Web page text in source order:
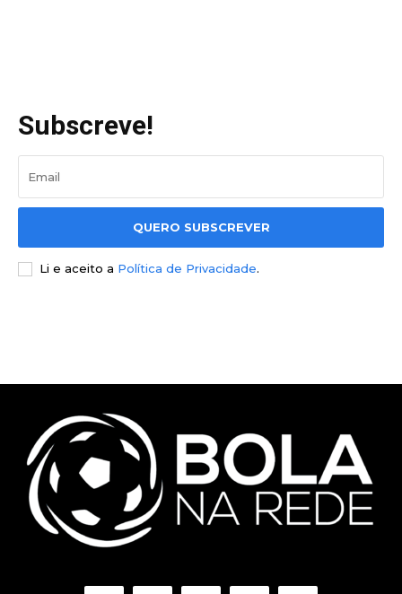
Subscreve!
QUERO SUBSCREVER
Li e aceito a Política de Privacidade.